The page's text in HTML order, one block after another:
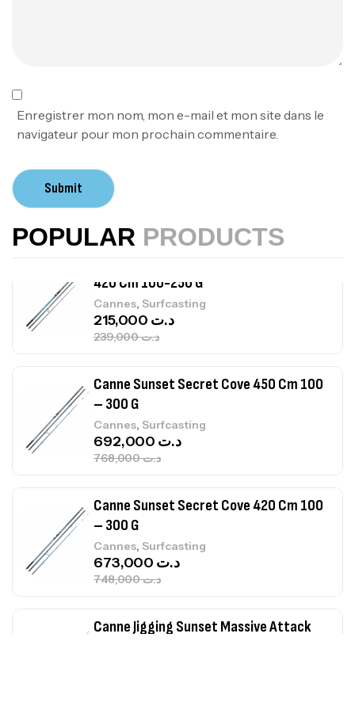
Enregistrer mon nom, mon e-mail et mon site dans le
navigateur pour mon prochain commentaire.
Submit
POPULAR PRODUCTS
Bagagerie
د.ت
د.ت378,000
Volant 3 Branches Inox T26S/35
Accastillage bateau
420 Cm 100-250 G
Cannes, Surfcasting
د.ت239,000
د.ت
Canne Sunset Secret Cove 450 Cm 100
– 300 G
Cannes, Surfcasting
د.ت768,000
د.ت
Canne Sunset Secret Cove 420 Cm 100
– 300 G
Cannes, Surfcasting
د.ت748,000
د.ت
Canne Jigging Sunset Massive Attack